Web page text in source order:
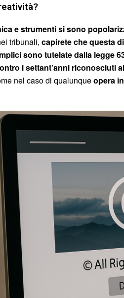
e strumenti si sono
tribunali, capirete che questa
sono tutelate dalla legge
i settant’anni riconosciuti
nel caso di qualunqueopera